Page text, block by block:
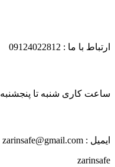
ارتباط با ما : 09124022812
ساعت کاری شنبه تا پنجشنبه ۸ الی ۱۷
ایمیل : zarinsafe@gmail.com
zarinsafe